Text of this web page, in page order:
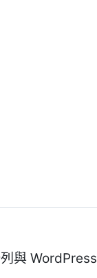
與 WordPress